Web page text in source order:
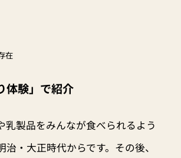
在
体験」で紹介
乳製品をみんなが食べられるよう
治・大正時代からです。その後、